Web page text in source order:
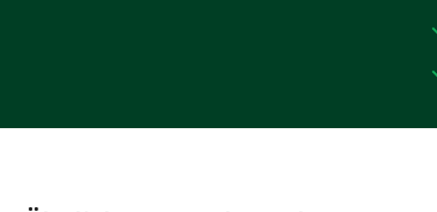
Entscheidung beeinflusst, unser Produkt zu
Können Sie erläutern, wie der Preis